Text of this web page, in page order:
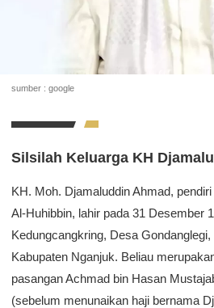
sumber : google
Silsilah Keluarga KH
KH. Moh. Djamaluddin Ahmad,
Al-Huhibbin, lahir pada 31 Desember
Kedungcangkring, Desa
Kabupaten Nganjuk. Beliau
pasangan Achmad bin Hasan
(sebelum menunaikan haji bernama